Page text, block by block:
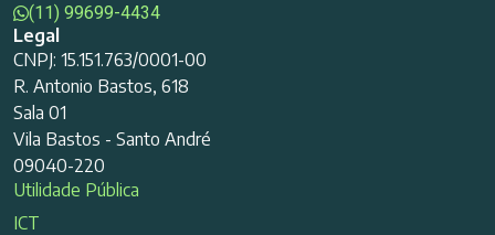
(11) 99699-4434
Legal
CNPJ: 15.151.763/0001-00
R. Antonio Bastos, 618
Sala 01
Vila Bastos - Santo André
09040-220
Utilidade Pública
ICT